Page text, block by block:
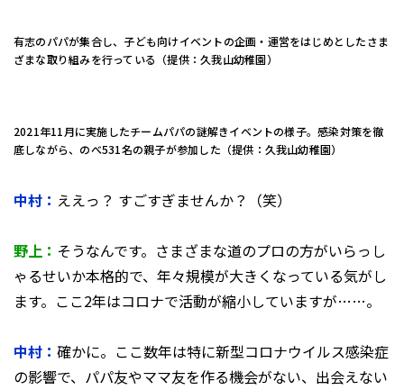
有志のパパが集合し、子ども向けイベントの企画・運営をはじめとしたさま
ざまな取り組みを行っている（提供：久我山幼稚園）
2021年11月に実施したチームパパの謎解きイベントの様子。感染対策を徹
底しながら、のべ531名の親子が参加した（提供：久我山幼稚園）
中村： ええっ？ すごすぎませんか？（笑）
野上： そうなんです。さまざまな道のプロの方がいらっし
ゃるせいか本格的で、年々規模が大きくなっている気がし
ます。ここ2年はコロナで活動が縮小していますが……。
中村： 確かに。ここ数年は特に新型コロナウイルス感染症
の影響で、パパ友やママ友を作る機会がない、出会えない